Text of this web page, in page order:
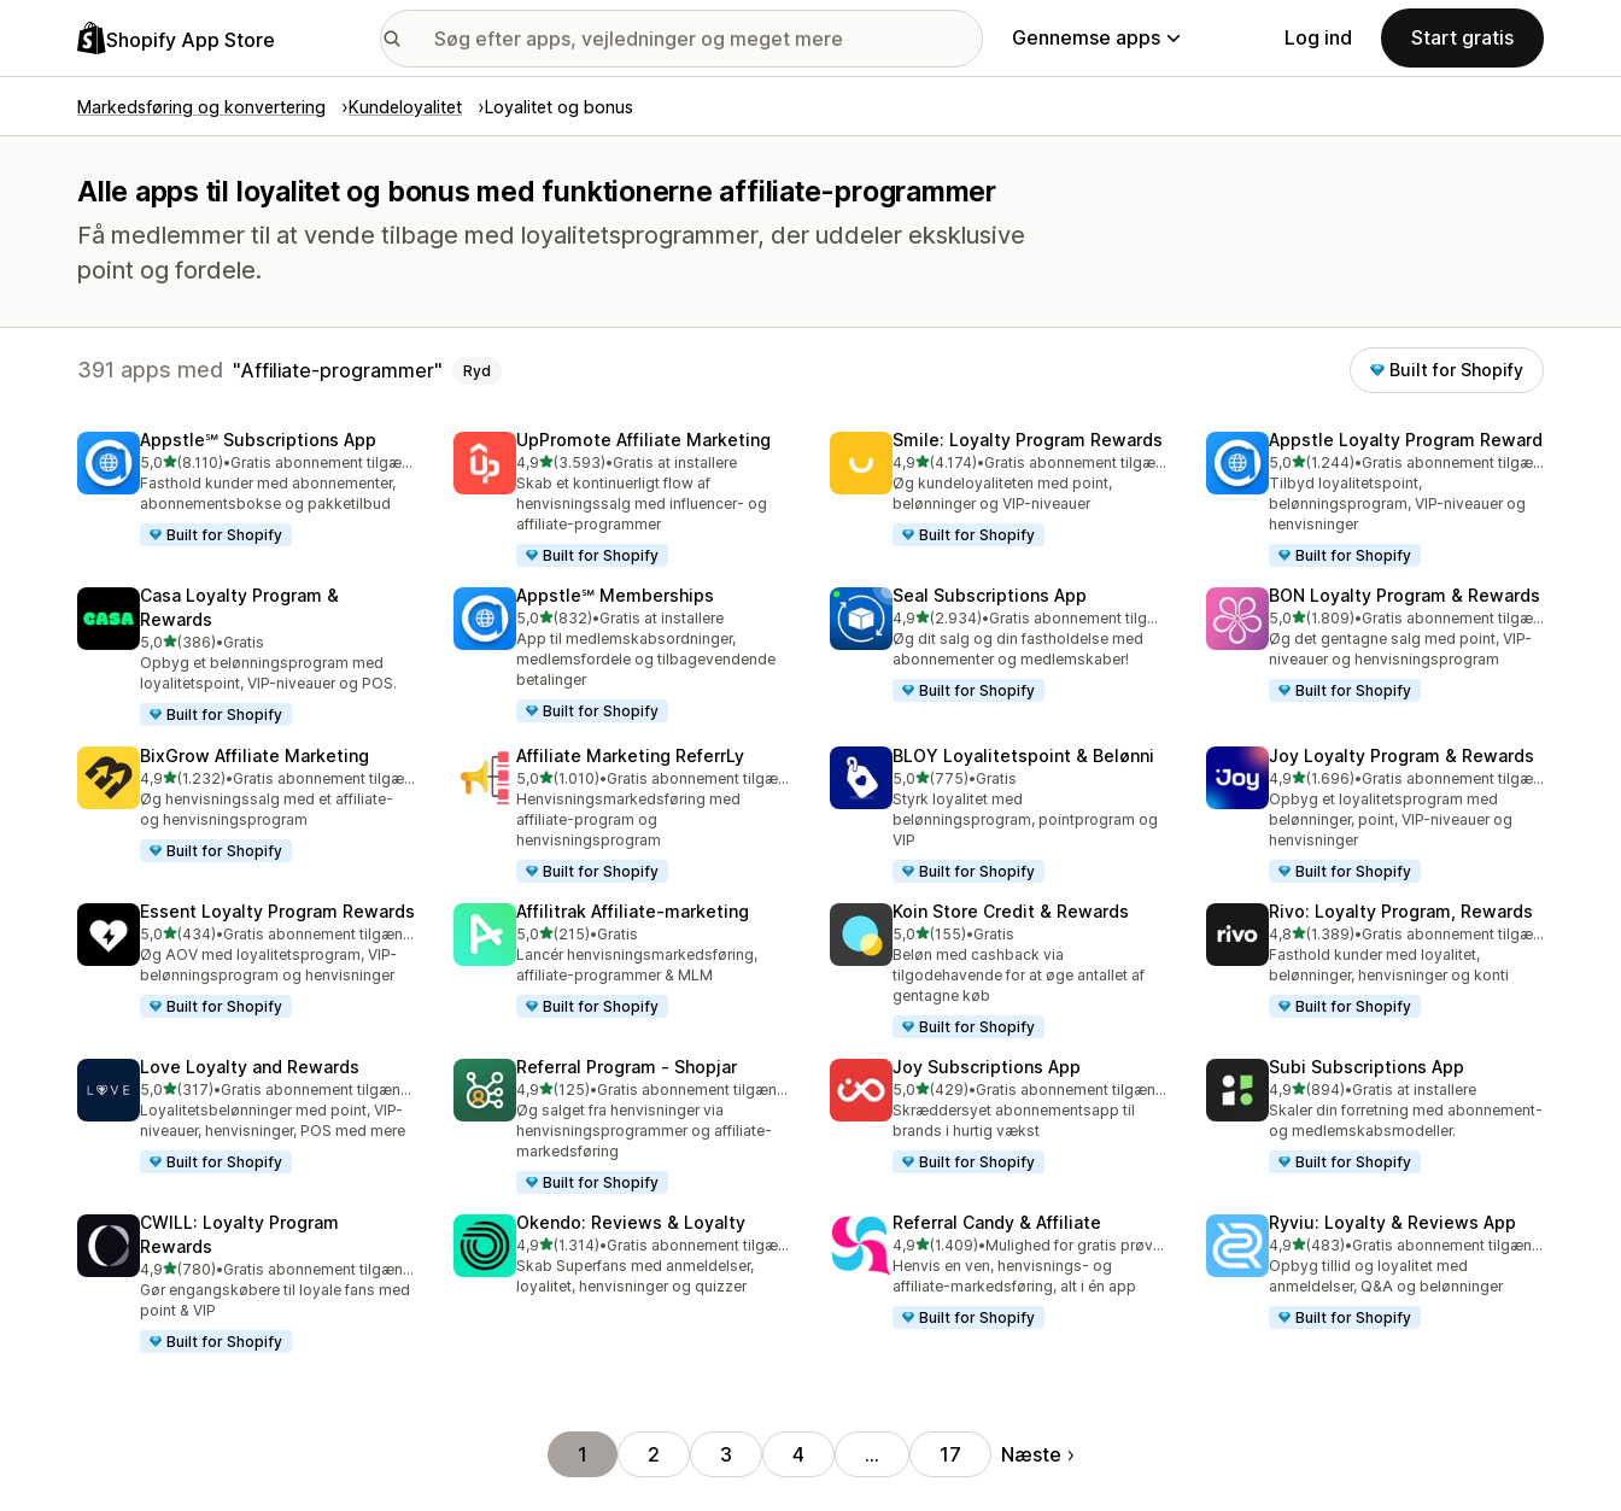
Shopify App Store Gennemse apps Log ind Start gratis
Markedsføring og konvertering Kundeloyalitet Loyalitet og bonus
Alle apps til loyalitet og bonus med funktionerne affiliate-programmer
Få medlemmer til at vende tilbage med loyalitetsprogrammer, der uddeler eksklusive
point og fordele.
391 apps med Affiliate-programmer Ryd Built for Shopify
Appstle℠ Subscriptions App
5,0ud af 5 stjerner
(8.110)
8110 anmeldelser i alt
•
Gratis abonnement tilgængeligt
Fasthold kunder med abonnementer,
abonnementsbokse og pakketilbud
Built for Shopify
UpPromote Affiliate Marketing
4,9ud af 5 stjerner
(3.593)
3593 anmeldelser i alt
•Gratis at installere
Skab et kontinuerligt flow af
henvisningssalg med influencer- og
affiliate-programmer
Built for Shopify
Smile: Loyalty Program Rewards
4,9ud af 5 stjerner
(4.174)
4174 anmeldelser i alt
•
Gratis abonnement tilgængeligt
Øg kundeloyaliteten med point,
belønninger og VIP-niveauer
Built for Shopify
Appstle Loyalty Program Reward
5,0ud af 5 stjerner
(1.244)
1244 anmeldelser i alt
•
Gratis abonnement tilgængeligt
Tilbyd loyalitetspoint,
belønningsprogram, VIP-niveauer og
henvisninger
Built for Shopify
Casa Loyalty Program &
Rewards
5,0ud af 5 stjerner
(386)
386 anmeldelser i alt
•Gratis
Opbyg et belønningsprogram med
loyalitetspoint, VIP-niveauer og POS.
Built for Shopify
Appstle℠ Memberships
5,0ud af 5 stjerner
(832)
832 anmeldelser i alt
•Gratis at installere
App til medlemskabsordninger,
medlemsfordele og tilbagevendende
betalinger
Built for Shopify
Seal Subscriptions App
4,9ud af 5 stjerner
(2.934)
2934 anmeldelser i alt
•
Gratis abonnement tilgængeligt
Øg dit salg og din fastholdelse med
abonnementer og medlemskaber!
Built for Shopify
BON Loyalty Program & Rewards
5,0ud af 5 stjerner
(1.809)
1809 anmeldelser i alt
•
Gratis abonnement tilgængeligt
Øg det gentagne salg med point, VIP-
niveauer og henvisningsprogram
Built for Shopify
BixGrow Affiliate Marketing
4,9ud af 5 stjerner
(1.232)
1232 anmeldelser i alt
•
Gratis abonnement tilgængeligt
Øg henvisningssalg med et affiliate-
og henvisningsprogram
Built for Shopify
Affiliate Marketing ReferrLy
5,0ud af 5 stjerner
(1.010)
1010 anmeldelser i alt
•
Gratis abonnement tilgængeligt
Henvisningsmarkedsføring med
affiliate-program og
henvisningsprogram
Built for Shopify
BLOY Loyalitetspoint & Belønni
5,0ud af 5 stjerner
(775)
775 anmeldelser i alt
•Gratis
Styrk loyalitet med
belønningsprogram, pointprogram og
VIP
Built for Shopify
Joy Loyalty Program & Rewards
4,9ud af 5 stjerner
(1.696)
1696 anmeldelser i alt
•
Gratis abonnement tilgængeligt
Opbyg et loyalitetsprogram med
belønninger, point, VIP-niveauer og
henvisninger
Built for Shopify
Essent Loyalty Program Rewards
5,0ud af 5 stjerner
(434)
434 anmeldelser i alt
•
Gratis abonnement tilgængeligt
Øg AOV med loyalitetsprogram, VIP-
belønningsprogram og henvisninger
Built for Shopify
Affilitrak Affiliate‑marketing
5,0ud af 5 stjerner
(215)
215 anmeldelser i alt
•Gratis
Lancér henvisningsmarkedsføring,
affiliate-programmer & MLM
Built for Shopify
Koin Store Credit & Rewards
5,0ud af 5 stjerner
(155)
155 anmeldelser i alt
•Gratis
Beløn med cashback via
tilgodehavende for at øge antallet af
gentagne køb
Built for Shopify
Rivo: Loyalty Program, Rewards
4,8ud af 5 stjerner
(1.389)
1389 anmeldelser i alt
•
Gratis abonnement tilgængeligt
Fasthold kunder med loyalitet,
belønninger, henvisninger og konti
Built for Shopify
Love Loyalty and Rewards
5,0ud af 5 stjerner
(317)
317 anmeldelser i alt
•
Gratis abonnement tilgængeligt
Loyalitetsbelønninger med point, VIP-
niveauer, henvisninger, POS med mere
Built for Shopify
Referral Program ‑ Shopjar
4,9ud af 5 stjerner
(125)
125 anmeldelser i alt
•
Gratis abonnement tilgængeligt
Øg salget fra henvisninger via
henvisningsprogrammer og affiliate-
markedsføring
Built for Shopify
Joy Subscriptions App
5,0ud af 5 stjerner
(429)
429 anmeldelser i alt
•
Gratis abonnement tilgængeligt
Skræddersyet abonnementsapp til
brands i hurtig vækst
Built for Shopify
Subi Subscriptions App
4,9ud af 5 stjerner
(894)
894 anmeldelser i alt
•Gratis at installere
Skaler din forretning med abonnement-
og medlemskabsmodeller.
Built for Shopify
CWILL: Loyalty Program
Rewards
4,9ud af 5 stjerner
(780)
780 anmeldelser i alt
•
Gratis abonnement tilgængeligt
Gør engangskøbere til loyale fans med
point & VIP
Built for Shopify
Okendo: Reviews & Loyalty
4,9ud af 5 stjerner
(1.314)
1314 anmeldelser i alt
•
Gratis abonnement tilgængeligt
Skab Superfans med anmeldelser,
loyalitet, henvisninger og quizzer
Referral Candy & Affiliate
4,9ud af 5 stjerner
(1.409)
1409 anmeldelser i alt
•
Mulighed for gratis prøveperiode
Henvis en ven, henvisnings- og
affiliate-markedsføring, alt i én app
Built for Shopify
Ryviu: Loyalty & Reviews App
4,9ud af 5 stjerner
(483)
483 anmeldelser i alt
•
Gratis abonnement tilgængeligt
Opbyg tillid og loyalitet med
anmeldelser, Q&A og belønninger
Built for Shopify
1 2 3 4 … 17 Næste